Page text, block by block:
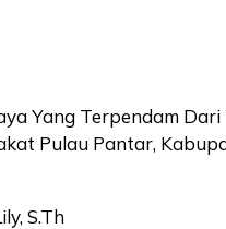
Yang Terpendam
Pulau Pantar,
S.Th